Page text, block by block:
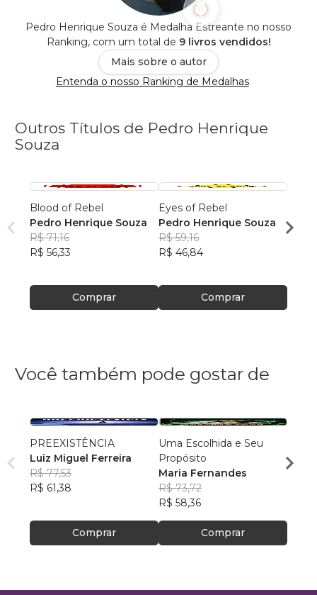
Pedro Henrique Souza é Medalha Estreante no nosso
Ranking, com um total de 9 livros vendidos!
Mais sobre o autor
Entenda o nosso Ranking de Medalhas
Outros Títulos de Pedro Henrique
Souza
Blood of Rebel
Pedro Henrique Souza
R$ 71,16
R$ 56,33
Comprar
Eyes of Rebel
Pedro Henrique Souza
R$ 59,16
R$ 46,84
Comprar
R$
Você também pode gostar de
PREEXISTÊNCIA
Luiz Miguel Ferreira
R$ 77,53
R$ 61,38
Comprar
Uma Escolhida e Seu
Propósito
Maria Fernandes
R$ 73,72
R$ 58,36
Comprar
DOR